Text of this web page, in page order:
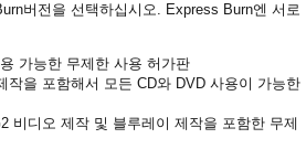
버전을 선택하십시오. Express Burn엔 서로
가능한 무제한 사용 허가판
을 포함해서 모든 CD와 DVD 사용이 가능한
비디오 제작 및 블루레이 제작을 포함한 무제